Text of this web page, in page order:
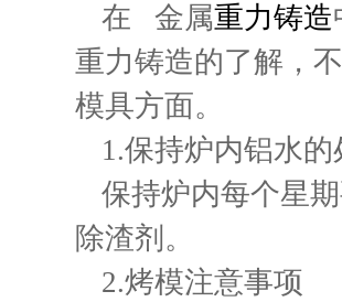
在 金属重力铸造
重力铸造的了解，
模具方面。
1.保持炉内铝水的
保持炉内每个星
除渣剂。
2.烤模注意事项